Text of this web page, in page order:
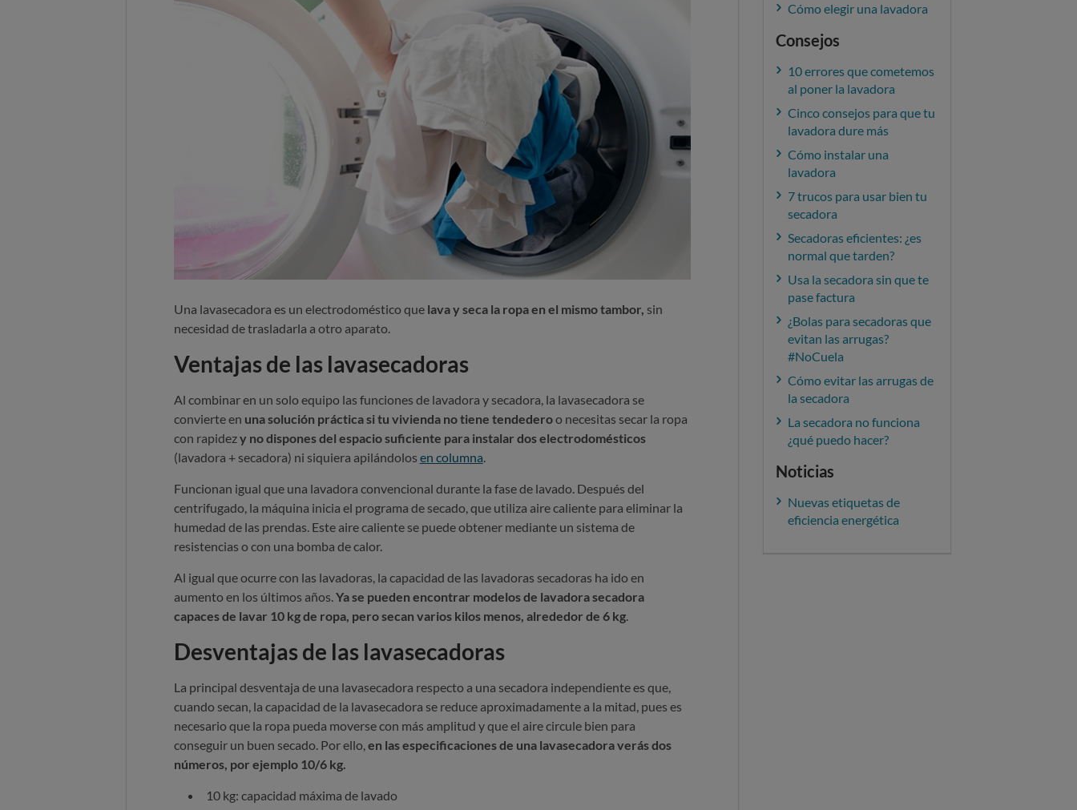
Una lavasecadora es un electrodoméstico que lava y seca la ropa en el mismo tambor, sin
necesidad de trasladarla a otro aparato.
Ventajas de las lavasecadoras
Al combinar en un solo equipo las funciones de lavadora y secadora, la lavasecadora se
convierte en una solución práctica si tu vivienda no tiene tendederoo necesitas secar la ropa
con rapidezy no dispones del espacio suficiente para instalar dos electrodomésticos
(lavadora + secadora) ni siquiera apilándolos en columna
Funcionan igual que una lavadora convencional durante la fase de lavado. Después del
centrifugado, la máquina inicia el programa de secado, que utiliza aire caliente para eliminar la
humedad de las prendas. Este aire caliente se puede obtener mediante un sistema de
resistencias o con una bomba de calor.
Al igual que ocurre con las lavadoras, la capacidad de las lavadoras secadoras ha ido en
aumento en los últimos años. Ya se pueden encontrar modelos de lavadora secadora
capaces de lavar 10 kg de ropa, pero secan varios kilos menos, alrededor de 6 kg.
Desventajas de las lavasecadoras
La principal desventaja de una lavasecadora respecto a una secadora independiente es que,
cuando secan, la capacidad de la lavasecadora se reduce aproximadamente a la mitad, pues es
necesario que la ropa pueda moverse con más amplitud y que el aire circule bien para
conseguir un buen secado. Por ello, en las especificaciones de una lavasecadora verás dos
números, por ejemplo 10/6 kg.
10 kg: capacidad máxima de lavado
Cómo elegir una lavadora
Consejos
10 errores que cometemos
al poner la lavadora
Cinco consejos para que tu
lavadora dure más
Cómo instalar una
lavadora
7 trucos para usar bien tu
secadora
Secadoras eficientes: ¿es
normal que tarden?
Usa la secadora sin que te
pase factura
¿Bolas para secadoras que
evitan las arrugas?
#NoCuela
Cómo evitar las arrugas de
la secadora
La secadora no funciona
¿qué puedo hacer?
Noticias
Nuevas etiquetas de
eficiencia energética